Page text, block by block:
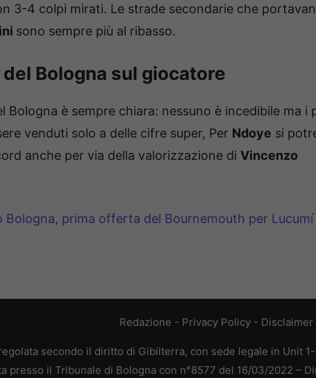
3-4 colpi mirati. Le strade secondarie che
sono sempre più al ribasso.
Bologna sul giocatore
Bologna è sempre chiara: nessuno è incedibile ma i
venduti solo a delle cifre super, Per Ndoye si
anche per via della valorizzazione di Vincenzo
Bologna, prima offerta del Bournemouth per Lucumí
Redazione - Privacy Policy- Disclaimer
secondo il diritto di Gibilterra, con sede legale in Unit
presso il Tribunale di Bologna con n°8577 del 16/03/2022 –